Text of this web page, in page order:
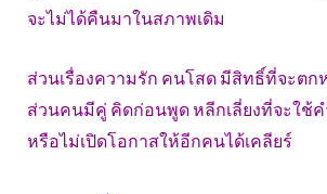
จะไม่ได้คืนมาในสภาพเดิม
ส่วนเรื่องความรัก คนโสด มีสิทธิ์ที่จะตก
ส่วนคนมีคู่ คิดก่อนพูด หลีกเลี่ยงที่จะใช้
หรือไม่เปิดโอกาสให้อีกคนได้เคลียร์